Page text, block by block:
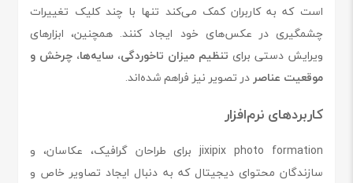
است که به کاربران کمک می‌کند تنها با چند کلیک تغییرات
چشمگیری در عکس‌های خود ایجاد کنند. همچنین، ابزارهای
ویرایش دستی برای تنظیم میزان تاخوردگی، سایه‌ها، چرخش و
موقعیت عناصر در تصویر نیز فراهم شده‌اند.
کاربردهای نرم‌افزار
jixipix photo formation برای طراحان گرافیک، عکاسان، و
سازندگان محتوای دیجیتال که به دنبال ایجاد تصاویر خاص و